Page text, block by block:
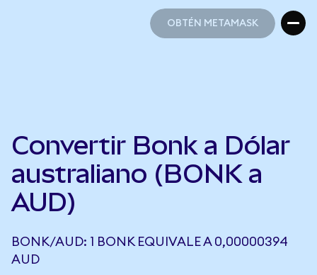
OBTÉN METAMASK
Convertir Bonk a Dólar
australiano (BONK a
AUD)
BONK/AUD: 1 BONK EQUIVALE A 0,00000394
AUD